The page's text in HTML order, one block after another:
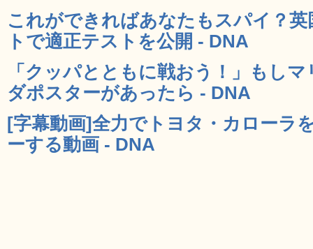
これができればあなたもスパイ？
トで適正テストを公開 - DNA
「クッパとともに戦おう！」もし
ダポスターがあったら - DNA
[字幕動画]全力でトヨタ・カローラ
ーする動画 - DNA